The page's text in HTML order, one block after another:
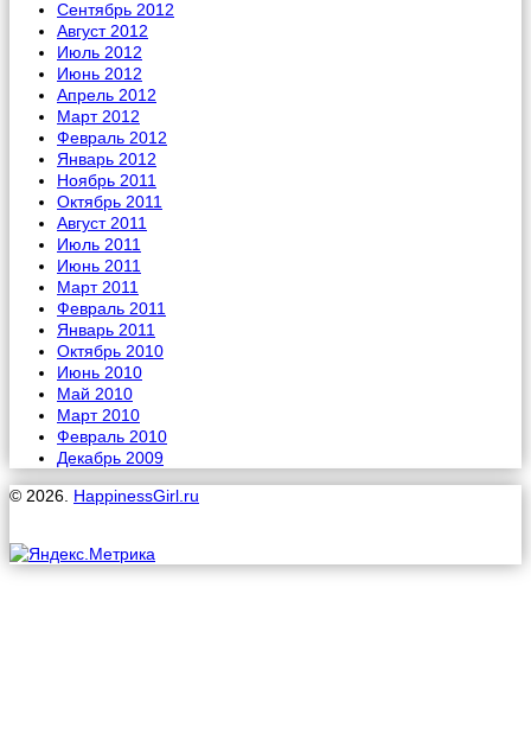
Сентябрь 2012
Август 2012
Июль 2012
Июнь 2012
Апрель 2012
Март 2012
Февраль 2012
Январь 2012
Ноябрь 2011
Октябрь 2011
Август 2011
Июль 2011
Июнь 2011
Март 2011
Февраль 2011
Январь 2011
Октябрь 2010
Июнь 2010
Май 2010
Март 2010
Февраль 2010
Декабрь 2009
© 2026. HappinessGirl.ru